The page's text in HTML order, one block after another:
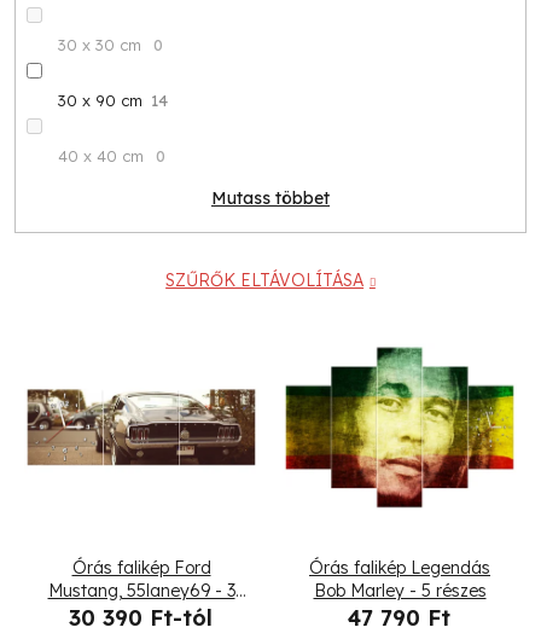
30 x 30 cm 0
30 x 90 cm 14
40 x 40 cm 0
Mutass többet
SZŰRŐK ELTÁVOLÍTÁSA
e
Órás falikép Ford
Mustang, 55laney69 - 3
részes
30 390 Ft-tól
Órás falikép Legendás
Bob Marley - 5 részes
47 790 Ft